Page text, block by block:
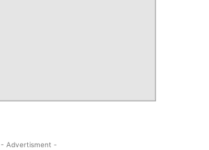
- Advertisment -